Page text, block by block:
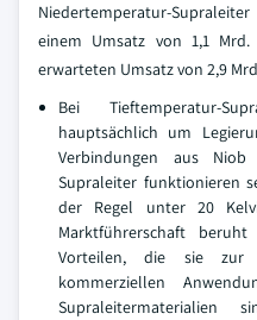
Niedertemperatur-
einem Umsatz von 1,1
erwarteten Umsatz von 2,9
Bei Tieftemperatur-
hauptsächlich um
Verbindungen aus
Supraleiter funktionieren
der Regel unter 20
Marktführerschaft
Vorteilen, die sie zur
kommerziellen
Supraleitermaterialien